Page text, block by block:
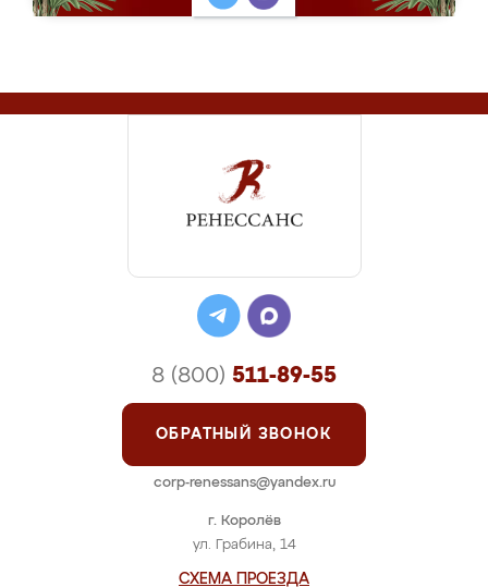
г. Королёв
ул. Грабина, 14
СХЕМА ПРОЕЗДА
8 (800) 511-89-55
ОБРАТНЫЙ ЗВОНОК
corp-renessans@yandex.ru